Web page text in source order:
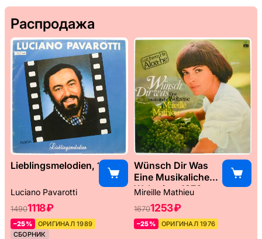
Распродажа
Lieblingsmelodien, 1989
Luciano Pavarotti
14901118 ₽
–25%
ОРИГИНАЛ 1989
СБОРНИК
Wünsch Dir Was
Eine Musikaliche
Weltreise, 1976
Mireille Mathieu
16701253 ₽
–25% ОРИГИНАЛ 1976